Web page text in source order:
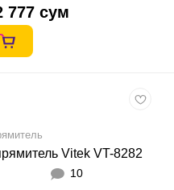
777 сум
Vitek VT-8282
10